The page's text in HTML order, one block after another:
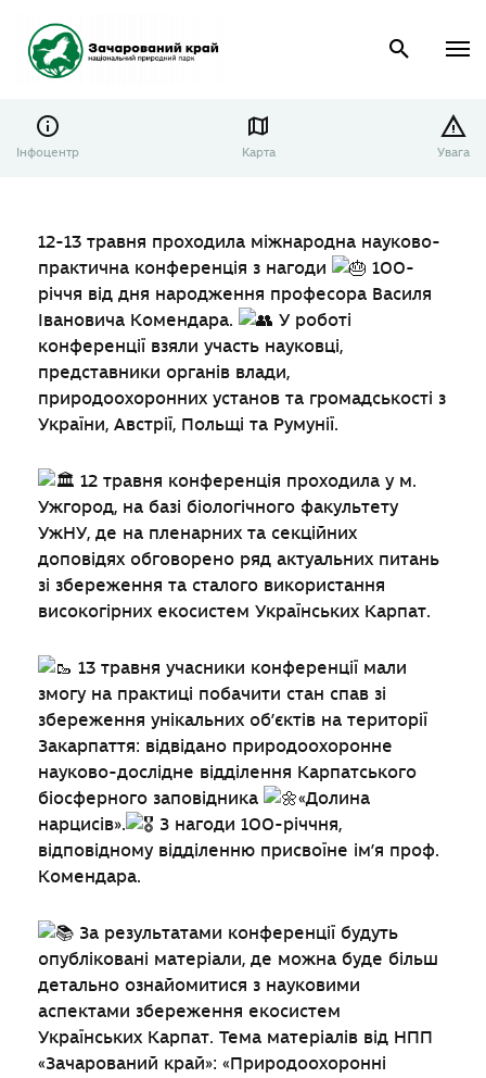
Інфоцентр Карта Увага
12-13 травня проходила міжнародна науково-
практична конференція з нагоди
100-
річчя від дня народження професора Василя
Івановича Комендара.
У роботі
конференції взяли участь науковці,
представники органів влади,
природоохоронних установ та громадськості з
України, Австрії, Польщі та Румунії.
12 травня конференція проходила у м.
Ужгород, на базі біологічного факультету
УжНУ, де на пленарних та секційних
доповідях обговорено ряд актуальних питань
зі збереження та сталого використання
високогірних екосистем Українських Карпат.
13 травня учасники конференції мали
змогу на практиці побачити стан спав зі
збереження унікальних об’єктів на території
Закарпаття: відвідано природоохоронне
науково-дослідне відділення Карпатського
біосферного заповідника
«Долина
нарцисів».
З нагоди 100-річчня,
відповідному відділенню присвоїне ім’я проф.
Комендара.
За результатами конференції будуть
опубліковані матеріали, де можна буде більш
детально ознайомитися з науковими
аспектами збереження екосистем
Українських Карпат. Тема матеріалів від НПП
«Зачарований край»: «Природоохоронні